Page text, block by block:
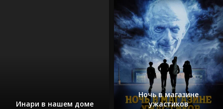
Инари в нашем доме
Ночь в магазине
ужастиков